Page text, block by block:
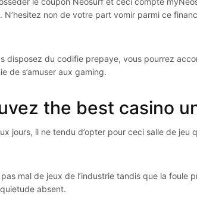
N’hesitez non de votre part vomir parmi ce
disposez du codifie prepaye, vous pourrez
de s’amuser aux gaming.
the best casino
jours, il ne tendu d’opter pour ceci salle de
mal de jeux de l’industrie tandis que la foule
absent.